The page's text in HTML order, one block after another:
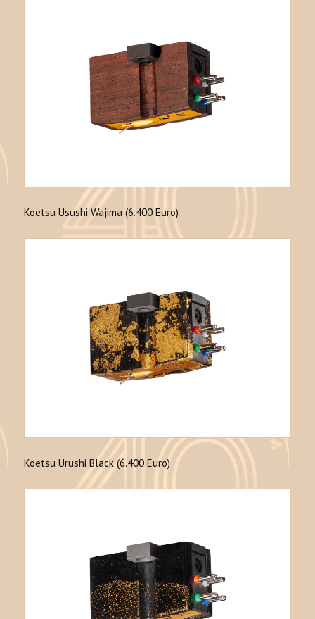
Koetsu Usushi Wajima (6.400 Euro)
Koetsu Urushi Black (6.400 Euro)